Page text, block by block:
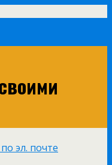
эл. почте